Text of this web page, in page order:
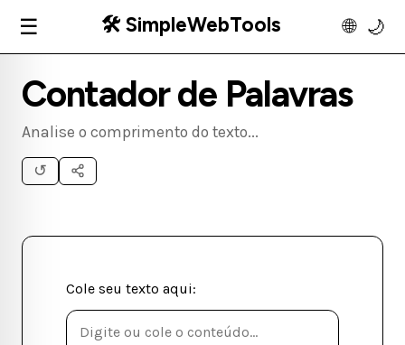
☰ 🛠️ SimpleWebTools 🌐 🌙
Contador de Palavras
Analise o comprimento do texto...
↺
Cole seu texto aqui: